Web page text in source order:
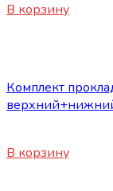
В корзину
Комплект
В корзину